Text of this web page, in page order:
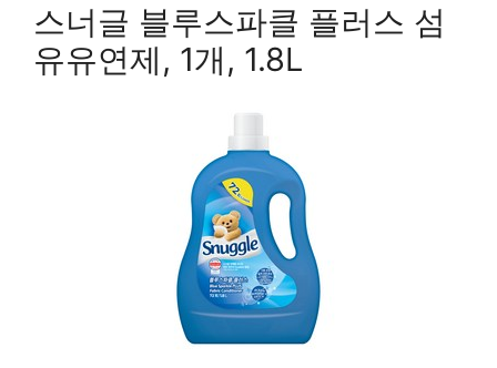
스너글 블루스파클 플러스 섬
유유연제, 1개, 1.8L